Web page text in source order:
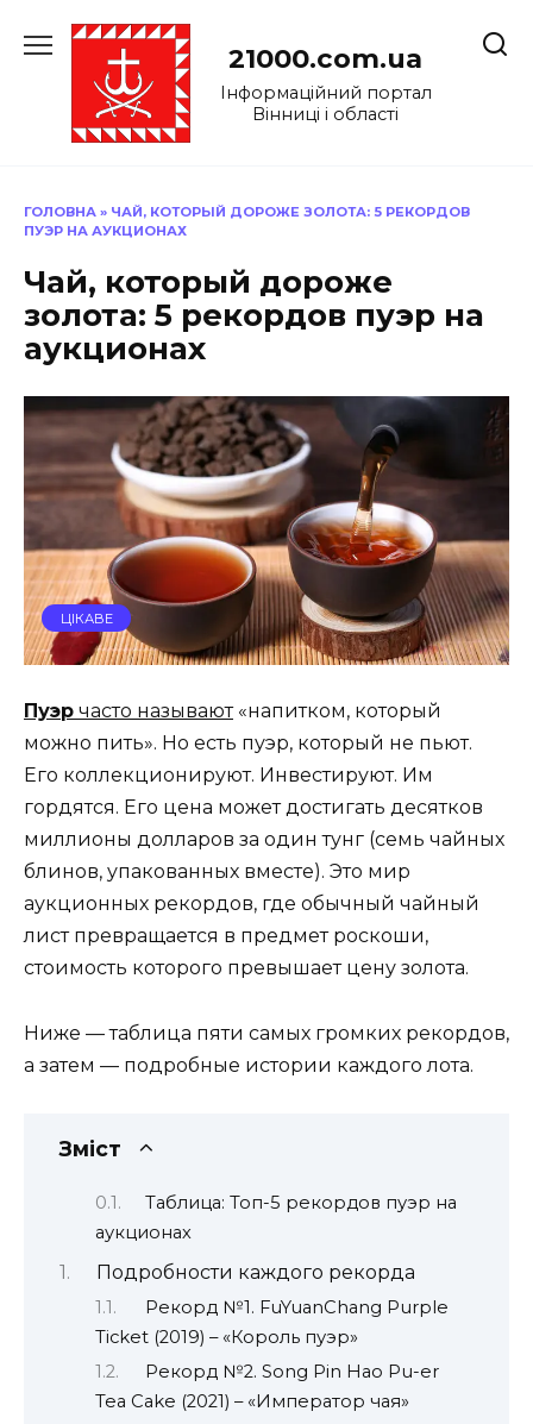
до
21000.com.ua
Інформаційний портал
Вінниці і області
ГОЛОВНА » ЧАЙ, КОТОРЫЙ ДОРОЖЕ ЗОЛОТА: 5 РЕКОРДОВ
ПУЭР НА АУКЦИОНАХ
Чай, который дороже
золота: 5 рекордов пуэр на
аукционах
ЦІКАВЕ
Пуэр часто называют«напитком, который
можно пить». Но есть пуэр, который не пьют.
Его коллекционируют. Инвестируют. Им
гордятся. Его цена может достигать десятков
миллионы долларов за один тунг (семь чайных
блинов, упакованных вместе). Это мир
аукционных рекордов, где обычный чайный
лист превращается в предмет роскоши,
стоимость которого превышает цену золота.
Ниже — таблица пяти самых громких рекордов,
а затем — подробные истории каждого лота.
Зміст
Таблица: Топ-5 рекордов пуэр на
аукционах
Подробности каждого рекорда
Рекорд №1. FuYuanChang Purple
Ticket (2019) – «Король пуэр»
Рекорд №2. Song Pin Hao Pu-er
Tea Cake (2021) – «Император чая»